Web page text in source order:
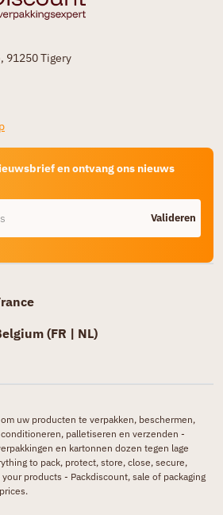
91250 Tigery
en ontvang ons nieuws
Valideren
(FR | NL)
uw producten te verpakken, beschermen,
palletiseren en verzenden -
en kartonnen dozen tegen lage
to pack, protect, store, close, secure,
products - Packdiscount, sale of packaging